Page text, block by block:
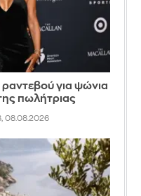
για ψώνια
πωλήτριας
08.08.2026